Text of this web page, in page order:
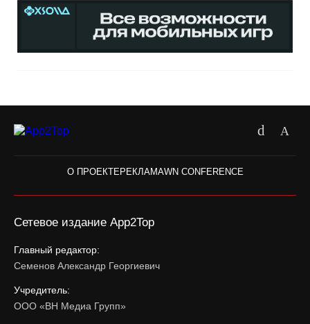
О ПРОЕКТЕРЕКЛАМАWN CONFERENCE
Сетевое издание App2Top
Главный редактор:
Семенов Александр Георгиевич
Учредитель:
ООО «ВН Медиа Групп»